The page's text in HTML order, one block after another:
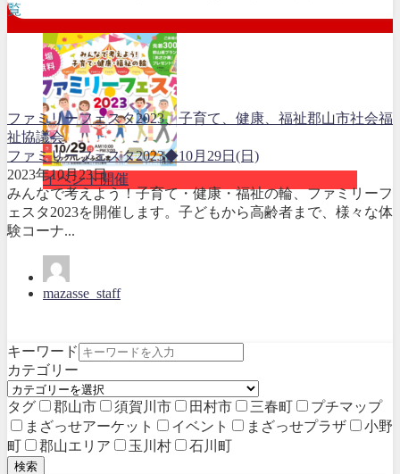
覧
イベント開催
ファミリーフェスタ2023、子育て、健康、福祉郡山市社会福
祉協議会
ファミリーフェスタ2023◆10月29日(日)
2023年10月23日
みんなで考えよう！子育て・健康・福祉の輪、ファミリーフ
ェスタ2023を開催します。子どもから高齢者まで、様々な体
験コーナ...
mazasse_staff
キーワード
カテゴリー
タグ 郡山市 須賀川市 田村市 三春町
プチマップ
まざっせアーケット
イベント まざっせプラザ
小野
町
郡山エリア 玉川村 石川町
検索